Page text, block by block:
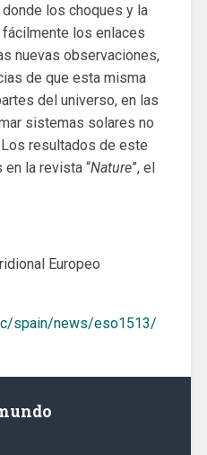
los choques y la
los enlaces
nuevas observaciones,
de que esta misma
del universo, en las
sistemas solares no
resultados de este
la revista “Nature”, el
Europeo
spain/news/eso1513/